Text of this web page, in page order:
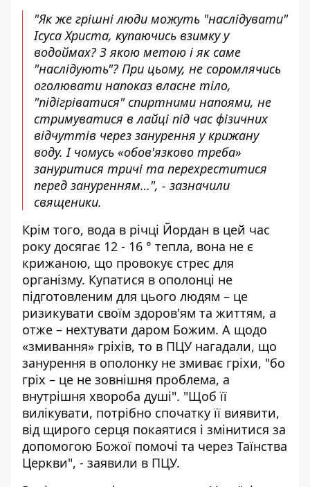
"Як же грішні люди можуть "наслідувати"
Ісуса Христа, купаючись взимку у
водоймах? З якою метою і як саме
"наслідують"? При цьому, не соромлячись
оголювати напоказ власне тіло,
"підігріватися" спиртними напоями, не
стримуватися в лайці під час фізичних
відчуттів через занурення у крижану
воду. І чомусь «обов'язково треба»
зануритися тричі та перехреститися
перед зануренням…", - зазначили
священики.
Крім того, вода в річці Йордан в цей час
року досягає 12 - 16 ° тепла, вона не є
крижаною, що провокує стрес для
організму. Купатися в ополонці не
підготовленим для цього людям – це
ризикувати своїм здоров'ям та життям, а
отже – нехтувати даром Божим. А щодо
«змивання» гріхів, то в ПЦУ нагадали, що
занурення в ополонку не змиває гріхи, "бо
гріх – це не зовнішня проблема, а
внутрішня хвороба душі". "Щоб її
вилікувати, потрібно спочатку її виявити,
від щирого серця покаятися і змінитися за
допомогою Божої помочі та через Таїнства
Церкви", - заявили в ПЦУ.